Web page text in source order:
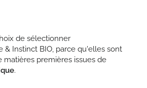
de sélectionner
& Instinct BIO, parce qu'elles sont
matières premières issues de
.